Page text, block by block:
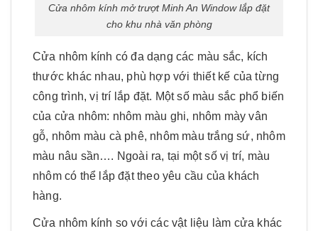
Cửa nhôm kính mở trượt Minh An Window lắp đặt
cho khu nhà văn phòng
Cửa nhôm kính có đa dạng các màu sắc, kích
thước khác nhau, phù hợp với thiết kế của từng
công trình, vị trí lắp đặt. Một số màu sắc phổ biến
của cửa nhôm: nhôm màu ghi, nhôm mày vân
gỗ, nhôm màu cà phê, nhôm màu trắng sứ, nhôm
màu nâu sần…. Ngoài ra, tại một số vị trí, màu
nhôm có thể lắp đặt theo yêu cầu của khách
hàng.
Cửa nhôm kính so với các vật liệu làm cửa khác